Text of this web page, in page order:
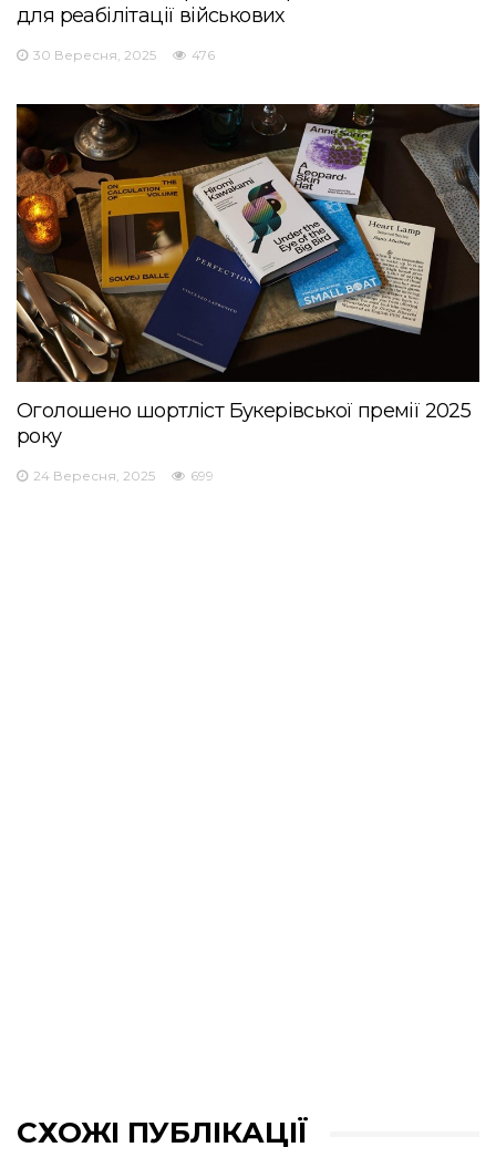
для реабілітації військових
30 Вересня, 2025 476
Оголошено шортліст Букерівської премії 2025
року
24 Вересня, 2025 699
СХОЖІ ПУБЛІКАЦІЇ